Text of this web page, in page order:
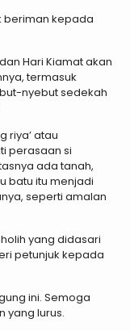
beriman kepada
Hari Kiamat akan
termasuk
nyebut sedekah
riya’ atau
perasaan si
ada tanah,
batu itu menjadi
seperti amalan
yang didasari
petunjuk kepada
ini. Semoga
yang lurus.